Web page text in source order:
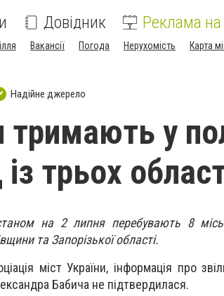
Довідник Реклама на
Вакансії Погода Нерухомість Карта
Надійне джерело
тримають у
трьох
на 2 липня перебувають 8
та Запорізької області.
міст України, інформація про
Бабича не підтвердилася.